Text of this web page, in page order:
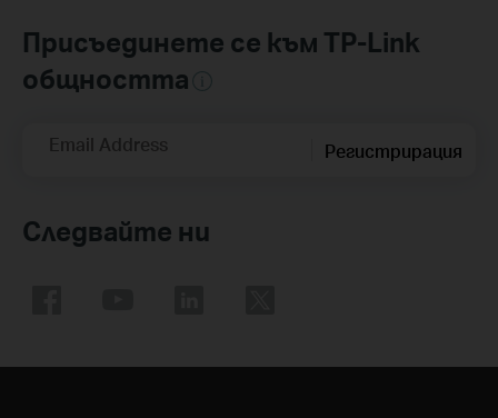
Присъединете се към TP-Link
общността
Email Address Регистрирация
Следвайте ни